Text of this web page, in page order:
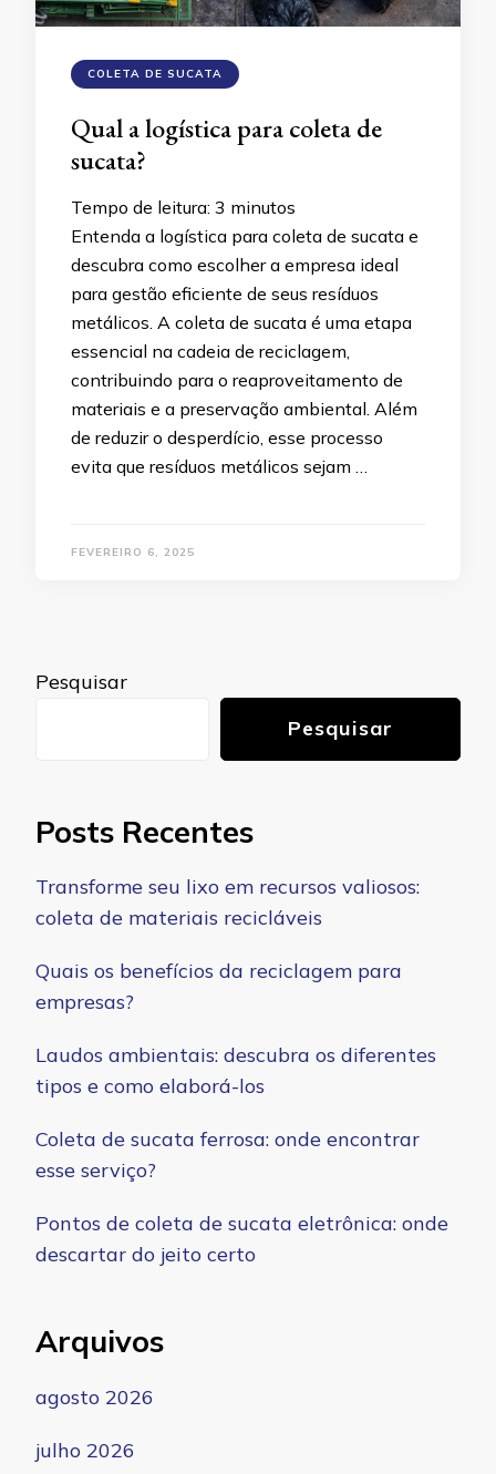
COLETA DE SUCATA
Qual a logística para coleta de
sucata?
Tempo de leitura: 3 minutos
Entenda a logística para coleta de sucata e
descubra como escolher a empresa ideal
para gestão eficiente de seus resíduos
metálicos. A coleta de sucata é uma etapa
essencial na cadeia de reciclagem,
contribuindo para o reaproveitamento de
materiais e a preservação ambiental. Além
de reduzir o desperdício, esse processo
evita que resíduos metálicos sejam …
FEVEREIRO 6, 2025
Pesquisar
Pesquisar
Posts Recentes
Transforme seu lixo em recursos valiosos:
coleta de materiais recicláveis
Quais os benefícios da reciclagem para
empresas?
Laudos ambientais: descubra os diferentes
tipos e como elaborá-los
Coleta de sucata ferrosa: onde encontrar
esse serviço?
Pontos de coleta de sucata eletrônica: onde
descartar do jeito certo
Arquivos
agosto 2026
julho 2026